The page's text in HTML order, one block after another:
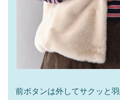
前ボタンは外してサクッと